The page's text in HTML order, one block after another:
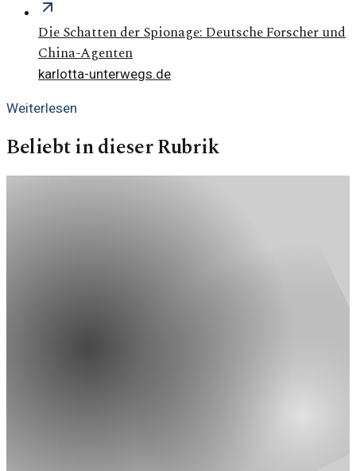
Die Schatten der Spionage: Deutsche Forscher und
China-Agenten
karlotta-unterwegs.de
Weiterlesen
Beliebt in dieser Rubrik